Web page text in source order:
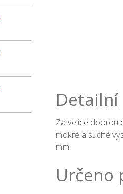
Za velice dobrou
mokré a suché
mm
Určeno